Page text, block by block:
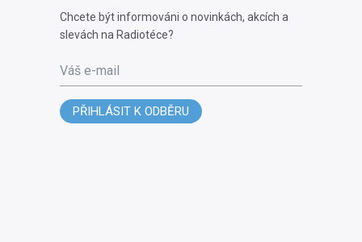
Chcete být informováni o novinkách, akcích a
slevách na Radiotéce?
Váš e-mail
PŘIHLÁSIT K ODBĚRU